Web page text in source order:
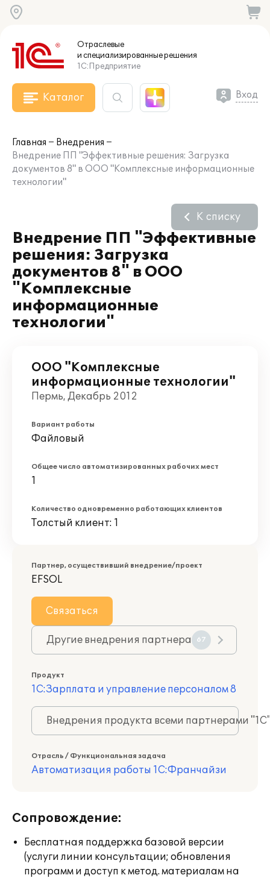
Отраслевые
и специализированныерешения
1С:Предприятие
Каталог Вход
Главная
Внедрения
Внедрение ПП "Эффективные решения: Загрузка
документов 8" в ООО "Комплексные информационные
технологии"
Внедрение ПП "Эффективные
решения: Загрузка
документов 8" в ООО
"Комплексные
информационные
технологии"
К списку
ООО "Комплексные
информационные технологии"
Пермь, Декабрь 2012
Вариант работы
Файловый
Общее число автоматизированных рабочих мест
1
Количество одновременно работающих клиентов
Толстый клиент: 1
Партнер, осуществивший внедрение/проект
EFSOL
Связаться
Другие внедрения партнера 67
Продукт
1С:Зарплата и управление персоналом 8
Внедрения продукта всеми партнерами
Отрасль / Функциональная задача
Автоматизация работы 1С:Франчайзи
Сопровождение:
Бесплатная поддержка базовой версии
(услуги линии консультации; обновления
программ и доступ к метод. материалам на